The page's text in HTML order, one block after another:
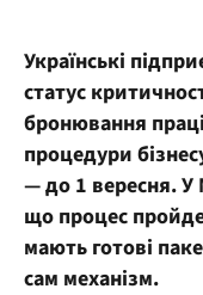
Українські
статус
бронювання
процедури
— до 1 вересня. У
що процес
мають готові
сам механізм.